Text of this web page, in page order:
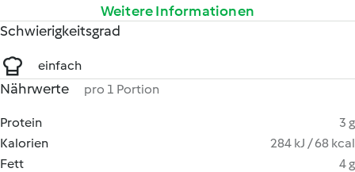
Weitere Informationen
Schwierigkeitsgrad
einfach
Nährwerte pro 1 Portion
Protein
3 g
Kalorien
284 kJ / 68 kcal
Fett
4 g